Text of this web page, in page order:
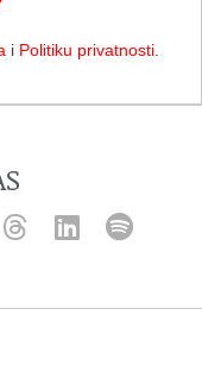
i Politiku privatnosti.